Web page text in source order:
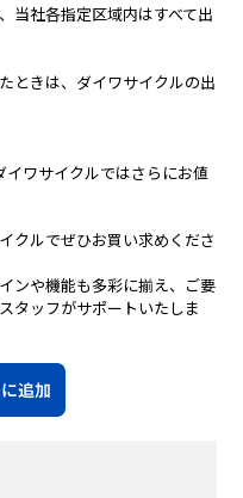
当社各指定区域内はすべて出
ときは、ダイワサイクルの出
ワサイクルではさらにお値
クルでぜひお買い求めくださ
ンや機能も多彩に揃え、ご要
タッフがサポートいたしま
追加